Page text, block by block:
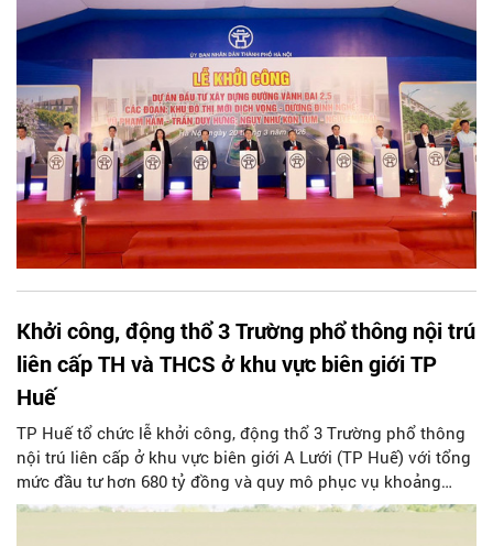
Khởi công, động thổ 3 Trường phổ thông nội trú
liên cấp TH và THCS ở khu vực biên giới TP
Huế
TP Huế tổ chức lễ khởi công, động thổ 3 Trường phổ thông
nội trú liên cấp ở khu vực biên giới A Lưới (TP Huế) với tổng
mức đầu tư hơn 680 tỷ đồng và quy mô phục vụ khoảng
3.441 học sinh.